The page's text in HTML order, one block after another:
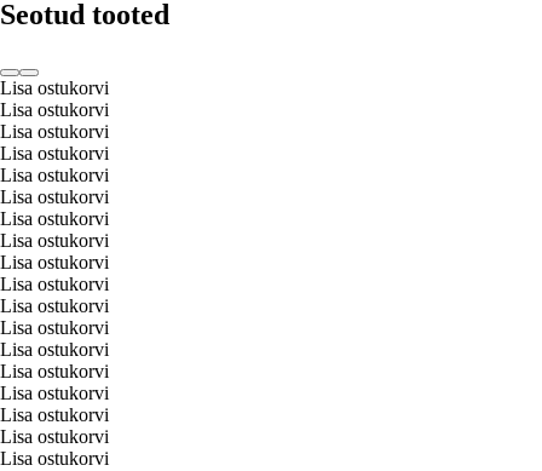
Seotud tooted
Lisa ostukorvi
Lisa ostukorvi
Lisa ostukorvi
Lisa ostukorvi
Lisa ostukorvi
Lisa ostukorvi
Lisa ostukorvi
Lisa ostukorvi
Lisa ostukorvi
Lisa ostukorvi
Lisa ostukorvi
Lisa ostukorvi
Lisa ostukorvi
Lisa ostukorvi
Lisa ostukorvi
Lisa ostukorvi
Lisa ostukorvi
Lisa ostukorvi